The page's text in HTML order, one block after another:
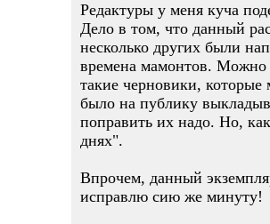
Редактуры у меня куча
Дело в том, что данный
несколько других были
времена мамонтов. Можно
такие черновики, которые
было на публику
поправить их надо. Но,
днях".
Впрочем, данный
исправлю сию же минуту!